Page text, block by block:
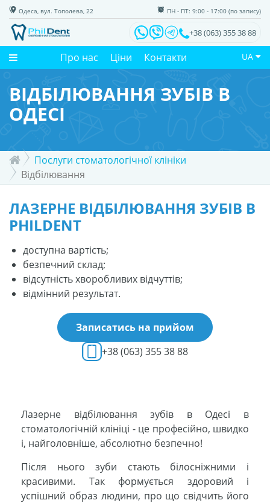
Одеса, вул. Тополева, 22 ПН - ПТ: 9:00 - 17:00 (по запису)
+38 (063) 355 38 88
Про нас Ціни Контакти UA
ВІДБІЛЮВАННЯ ЗУБІВ В
ОДЕСІ
Послуги стоматологічної клініки
Відбілювання
ЛАЗЕРНЕ ВІДБІЛЮВАННЯ ЗУБІВ В
PHILDENT
доступна вартість;
безпечний склад;
відсутність хворобливих відчуттів;
відмінний результат.
Записатись на прийом
+38 (063) 355 38 88
Лазерне відбілювання зубів в Одесі в
стоматологічній клініці - це професійно, швидко
і, найголовніше, абсолютно безпечно!
Після нього зуби стають білосніжними і
красивими. Так формується здоровий і
успішний образ людини, про що свідчить його